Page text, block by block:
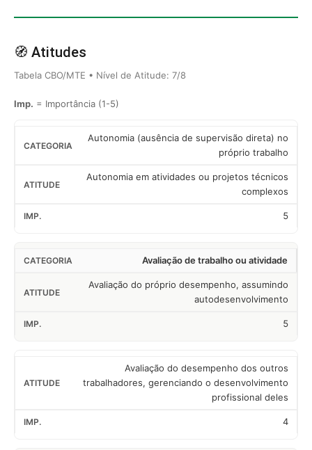
🧭 Atitudes
Tabela CBO/MTE • Nível de Atitude: 7/8
Imp. = Importância (1-5)
Autonomia (ausência de supervisão direta) no
próprio trabalho
Autonomia em atividades ou projetos técnicos
complexos
5
Avaliação de trabalho ou atividade
Avaliação do próprio desempenho, assumindo
autodesenvolvimento
5
Avaliação do desempenho dos outros
trabalhadores, gerenciando o desenvolvimento
profissional deles
4